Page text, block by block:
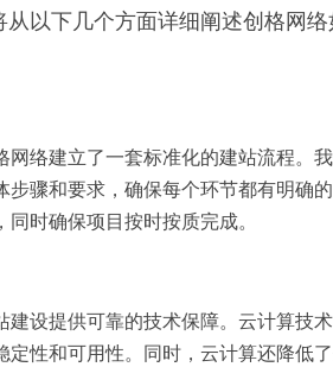
以下几个方面详细阐述创格网
络建立了一套标准化的建站流程。
骤和要求，确保每个环节都有明确
时确保项目按时按质完成。
设提供可靠的技术保障。云计算技
性和可用性。同时，云计算还降低